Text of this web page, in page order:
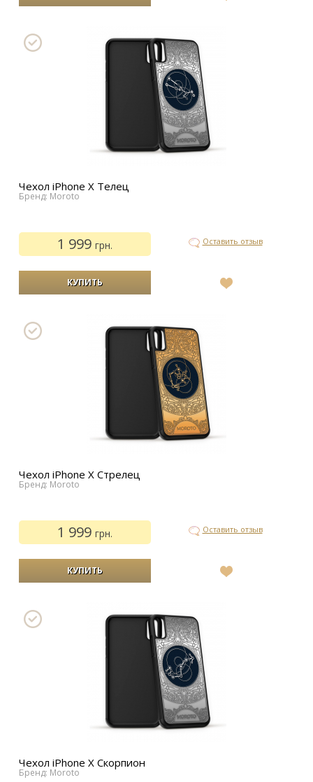
Чехол iPhone Х Телец
Бренд: Moroto
1 999грн. Оставить отзыв
Чехол iPhone Х Стрелец
Бренд: Moroto
1 999грн. Оставить отзыв
Чехол iPhone Х Скорпион
Бренд: Moroto